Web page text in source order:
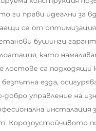
ги прави идеални за
се от
бушинги
като
лостове са подходящи
езда,
добро управление на
инсталация
Корозоустойчивото